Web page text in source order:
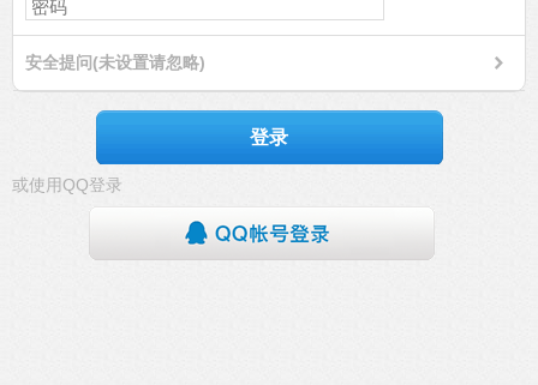
安全提问(未设置请忽略)
登录
或使用QQ登录